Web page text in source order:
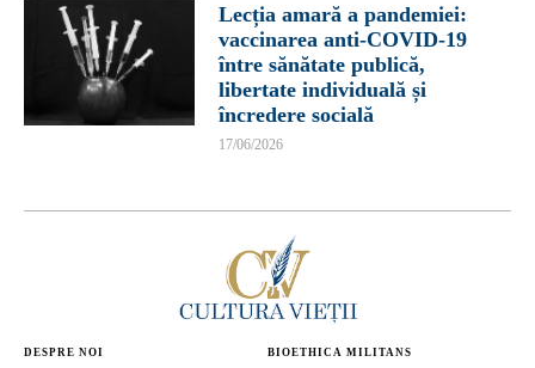
Lecția amară a pandemiei:
vaccinarea anti-COVID-19
între sănătate publică,
libertate individuală și
încredere socială
17/06/2026
DESPRE NOI BIOETHICA MILITANS